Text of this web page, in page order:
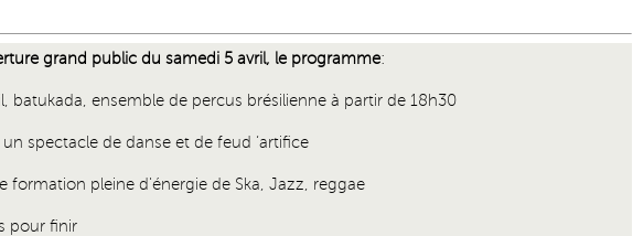
grand public du samedi 5 avril, le programme:
batukada, ensemble de percus brésilienne à partir de 18h30
spectacle de danse et de feud ‘artifice
formation pleine d'énergie de Ska, Jazz, reggae
pour finir